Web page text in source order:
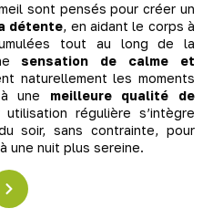
sont pensés pour créer un
détente, en aidant le corps à
tout au long de la
sensation de calme et
naturellement les moments
une meilleure qualité de
régulière s’intègre
soir, sans contrainte, pour
une nuit plus sereine.